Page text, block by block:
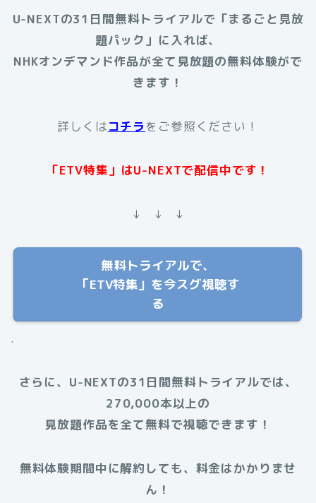
U-NEXTの31日間無料トライアルで「まるごと見放
題パック」に入れば、
NHKオンデマンド作品が全て見放題の無料体験がで
きます！
詳しくはコチラをご参照ください！
「ETV特集」はU-NEXTで配信中です！
↓ ↓ ↓
無料トライアルで、
「ETV特集」を今スグ視聴す
る
.
さらに、U-NEXTの31日間無料トライアルでは、
270,000本以上の
見放題作品を全て無料で視聴できます！
無料体験期間中に解約しても、料金はかかりませ
ん！